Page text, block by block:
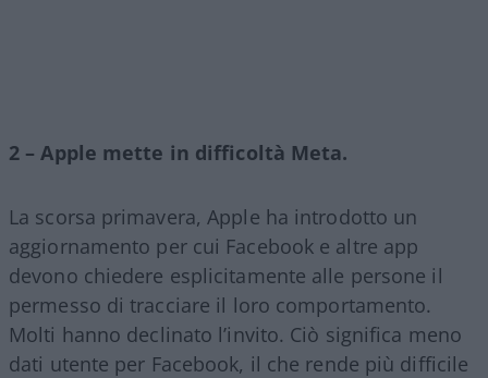
2 – Apple mette in difficoltà Meta.
La scorsa primavera, Apple ha introdotto un
aggiornamento per cui Facebook e altre app
devono chiedere esplicitamente alle persone il
permesso di tracciare il loro comportamento.
Molti hanno declinato l’invito. Ciò significa meno
dati utente per Facebook, il che rende più difficile